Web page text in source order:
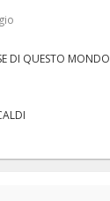
DI QUESTO MONDO